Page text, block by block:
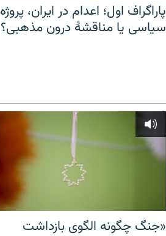
پاراگراف اول؛ اعدام در ایران، پروژه
سیاسی یا مناقشهٔ درون مذهبی؟
«جنگ چگونه الگوی بازداشت